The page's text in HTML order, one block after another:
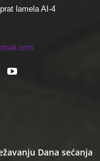
lamela AI-4
Dana sećanja